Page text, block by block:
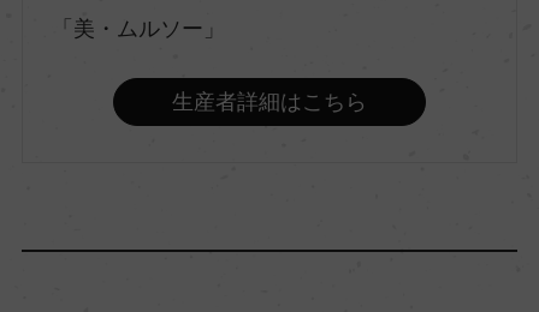
品種（原材料）
シャルドネ 100%
「美・ムルソー」
生産者詳細はこちら